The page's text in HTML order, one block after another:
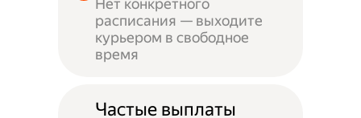
Нет конкретного
расписания — выходите
курьером в свободное
время
Частые выплаты